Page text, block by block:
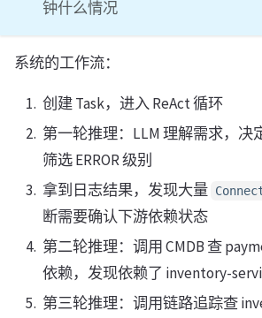
钟什么情况
系统的工作流：
创建 Task，进入 ReAct 循环
第一轮推理：LLM 理解需求，决
筛选 ERROR 级别
拿到日志结果，发现大量
断需要确认下游依赖状态
第二轮推理：调用 CMDB 查
依赖，发现依赖了 inventory-
第三轮推理：调用链路追踪查